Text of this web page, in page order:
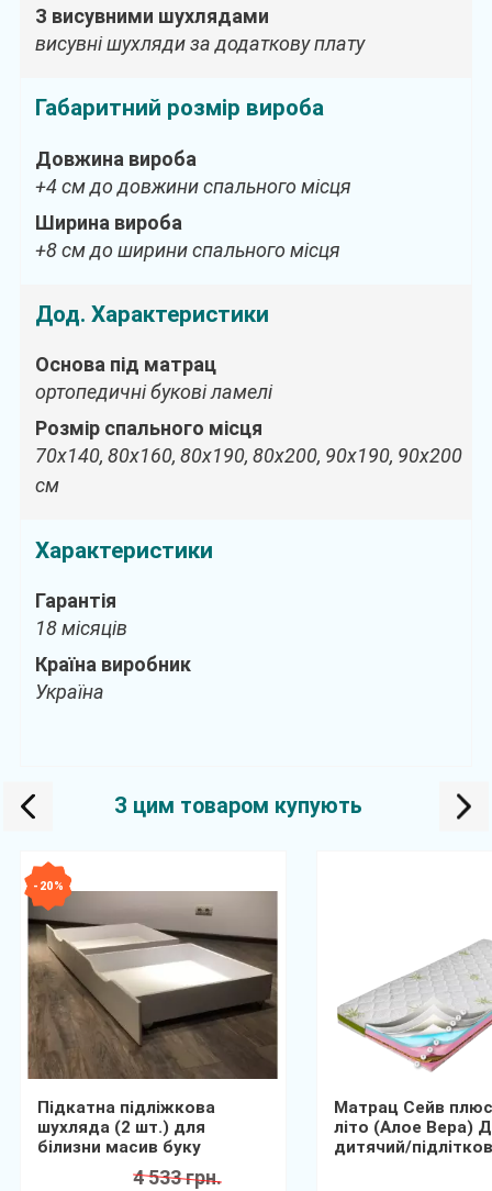
З висувними шухлядами
висувні шухляди за додаткову плату
Габаритний розмір вироба
Довжина вироба
+4 см до довжини спального місця
Ширина вироба
+8 см до ширини спального місця
Дод. Характеристики
Основа під матрац
ортопедичні букові ламелі
Розмір спального місця
70х140, 80х160, 80х190, 80х200, 90х190, 90х200
см
Характеристики
Гарантія
18 місяців
Країна виробник
Україна
З цим товаром купують
- 20 %
Підкатна підліжкова
шухляда (2 шт.) для
білизни масив буку
4 533 грн.
Матрац Сейв
літо (Алое Вера)
дитячий/